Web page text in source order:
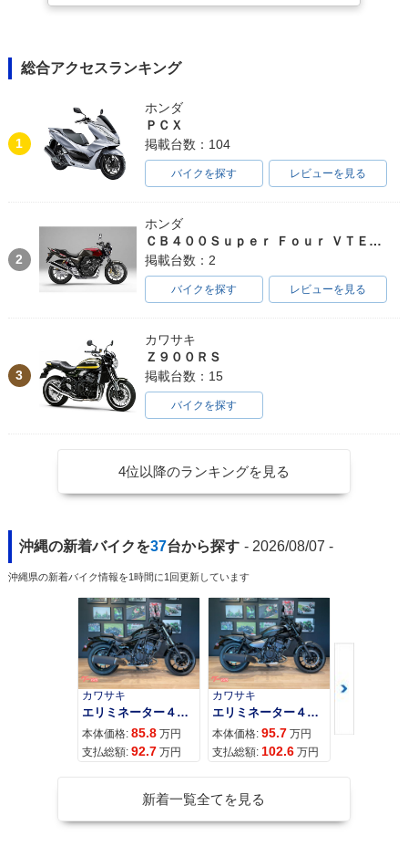
総合アクセスランキング
1
ホンダ
ＰＣＸ
掲載台数：104
バイクを探す レビューを見る
2
ホンダ
ＣＢ４００Ｓｕｐｅｒ Ｆｏｕｒ ＶＴＥＣ ＳＰＥＣ３
掲載台数：2
バイクを探す レビューを見る
3
カワサキ
Ｚ９００ＲＳ
掲載台数：15
バイクを探す
4位以降のランキングを見る
沖縄の新着バイクを37台から探す - 2026/08/07 -
沖縄県の新着バイク情報を1時間に1回更新しています
カワサキ
エリミネーター４００
本体価格: 85.8 万円
支払総額: 92.7 万円
カワサキ
エリミネーター４００ＳＥ
本体価格: 95.7 万円
支払総額: 102.6 万円
カワサキ
本体価格:
新着一覧全てを見る